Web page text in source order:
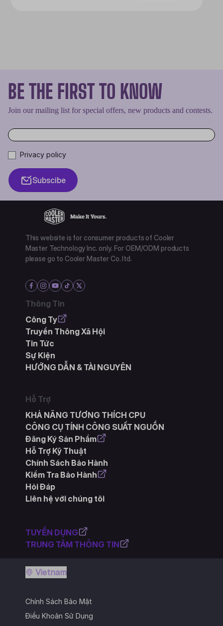
BE THE FIRST TO KNOW
Join our mailing list for special offers, new products and contests.
Privacy policy
Subscibe
This website is for consumer products of Cooler
Master Technology Inc. only. For OEM/ODM products
please go to Cooler Master Co. ltd.
Thông Tin
Công Ty
Truyền Thông Xã Hội
Tin Tức
Sự Kiện
HƯỚNG DẪN & TÀI NGUYÊN
Hỗ Trợ
KHẢ NĂNG TƯƠNG THÍCH CPU
CÔNG CỤ TÍNH CÔNG SUẤT NGUỒN
Đăng Ký Sản Phẩm
Hỗ Trợ Kỹ Thuật
Chính Sách Bảo Hành
Kiểm Tra Bảo Hành
Hỏi Đáp
Liên hệ với chúng tôi
TUYỂN DỤNG
TRUNG TÂM THÔNG TIN
Chính Sách Bảo Mật
Điều Khoản Sử Dụng
Vietnam